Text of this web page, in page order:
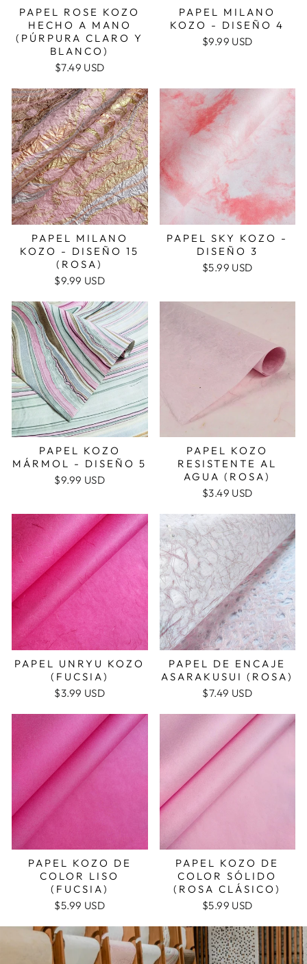
PAPEL ROSE KOZO
HECHO A MANO
(PÚRPURA CLARO Y
BLANCO)
$7.49 USD
PAPEL MILANO
KOZO - DISEÑO 4
$9.99 USD
PAPEL MILANO
KOZO - DISEÑO 15
(ROSA)
$9.99 USD
PAPEL SKY KOZO -
DISEÑO 3
$5.99 USD
PAPEL KOZO
MÁRMOL - DISEÑO 5
$9.99 USD
PAPEL KOZO
RESISTENTE AL
AGUA (ROSA)
$3.49 USD
PAPEL UNRYU KOZO
(FUCSIA)
$3.99 USD
PAPEL DE ENCAJE
ASARAKUSUI (ROSA)
$7.49 USD
PAPEL KOZO DE
COLOR LISO
(FUCSIA)
$5.99 USD
PAPEL KOZO DE
COLOR SÓLIDO
(ROSA CLÁSICO)
$5.99 USD